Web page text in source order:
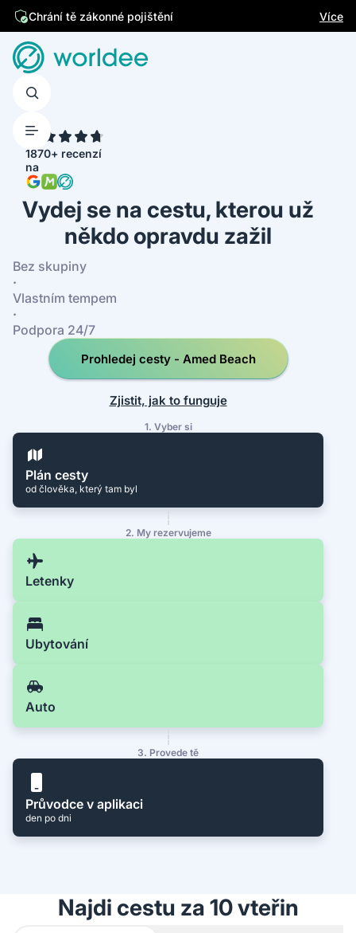
Jsme česká firma Více
1870+ recenzí
na
Vydej se na cestu, kterou už
někdo opravdu zažil
Bez skupiny
·
Vlastním tempem
·
Podpora 24/7
Prohledej cesty - Amed Beach
Zjistit, jak to funguje
1. Vyber si
Plán cesty
od člověka, který tam byl
2. My rezervujeme
Letenky
Ubytování
Auto
3. Provede tě
Průvodce v aplikaci
den po dni
Najdi cestu za 10 vteřin